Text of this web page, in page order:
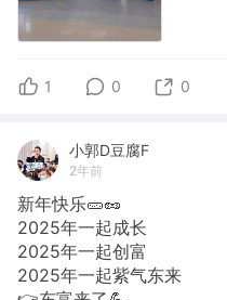
1 0 0
小郭D豆腐F
2年前
新年快乐🥒🥜
2025年一起成长
​2025年一起创富
​2025年一起紫气东来